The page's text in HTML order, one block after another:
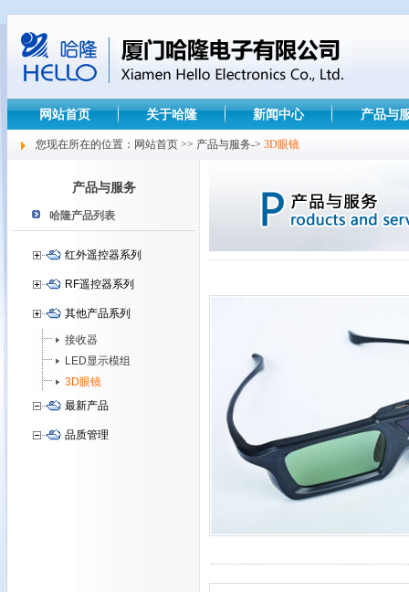
网站首页 关于哈隆 新闻中心 产品与
您现在所在的位置：网站首页 >> 产品与服务-> 3D眼镜
产品与服务
哈隆产品列表
红外遥控器系列
RF遥控器系列
其他产品系列
接收器
LED显示模组
3D眼镜
最新产品
品质管理